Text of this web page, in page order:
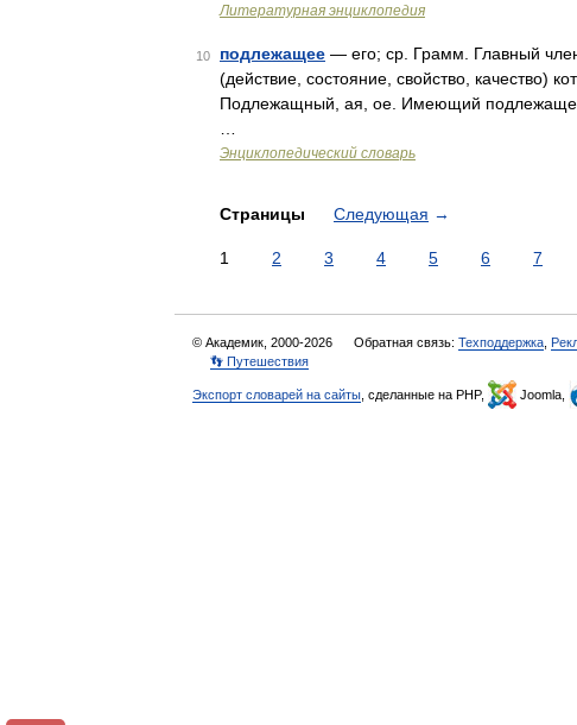
Литературная энциклопедия
10 подлежащее — его; ср. Грамм. Главный
(действие, состояние, свойство, качество)
Подлежащный, ая, ое. Имеющий
Энциклопедический словарь
Страницы Следующая →
1 2 3 4 5 6 7
© Академик, 2000-2026 Обратная связь: Техподдержка
👣 Путешествия
Экспорт словарей на сайты , сделанные на PHP, Joomla,